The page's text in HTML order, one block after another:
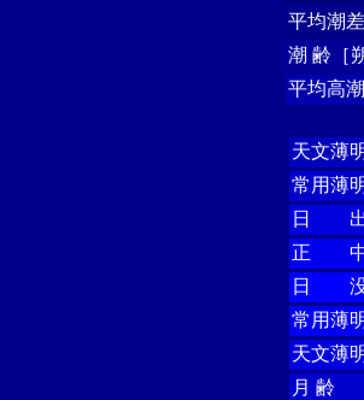
平均潮差
潮 齢［
平均高
天文薄
常用薄
日
正
日
常用薄
天文薄
月 齢